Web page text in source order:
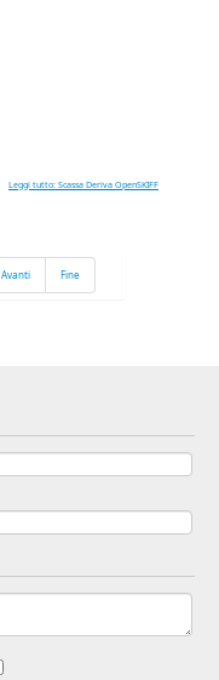
Leggi tutto: Scassa Deriva OpenSKIFF
Avanti Fine